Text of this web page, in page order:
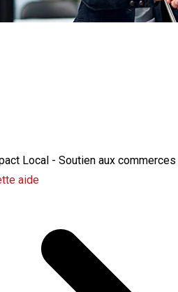
Local - Soutien aux commerces
aide